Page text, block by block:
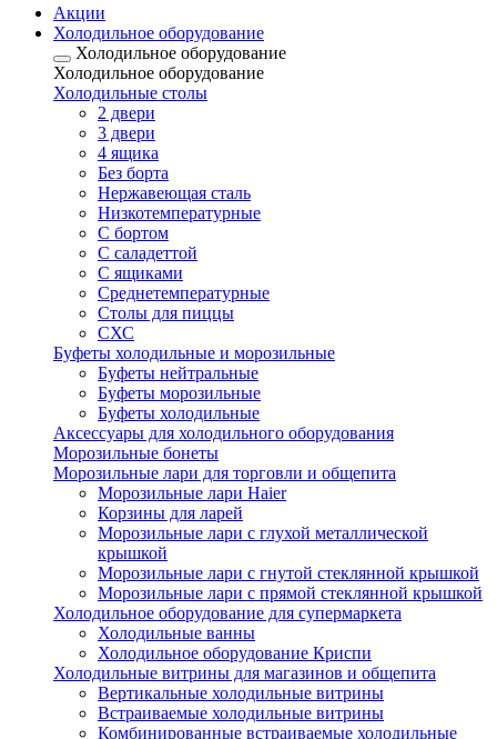
Акции
Холодильное оборудование
Холодильное оборудование
Холодильное оборудование
Холодильные столы
2 двери
3 двери
4 ящика
Без борта
Нержавеющая сталь
Низкотемпературные
С бортом
С саладеттой
С ящиками
Среднетемпературные
Столы для пиццы
СХС
Буфеты холодильные и морозильные
Буфеты нейтральные
Буфеты морозильные
Буфеты холодильные
Аксессуары для холодильного оборудования
Морозильные бонеты
Морозильные лари для торговли и общепита
Морозильные лари Haier
Корзины для ларей
Морозильные лари с глухой металлической
крышкой
Морозильные лари с гнутой стеклянной крышкой
Морозильные лари с прямой стеклянной крышкой
Холодильное оборудование для супермаркета
Холодильные ванны
Холодильное оборудование Криспи
Холодильные витрины для магазинов и общепита
Вертикальные холодильные витрины
Встраиваемые холодильные витрины
Комбинированные встраиваемые холодильные